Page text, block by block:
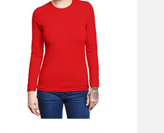
Gestalte jetzt dein Longsleeve mit
individuellen Logos und Motiven